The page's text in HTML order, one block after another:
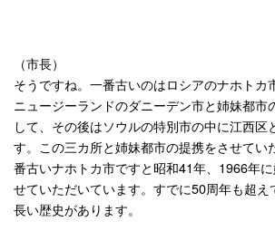
（市長）
そうですね。一番古いのはロシアのナホトカ
ニュージーランドのダニーデン市と姉妹都市
して、その後はソウルの特別市の中に江西区
す。この三カ所と姉妹都市の提携をさせてい
番古いナホトカ市ですと昭和41年、1966年
せていただいています。すでに50周年も超
長い歴史があります。